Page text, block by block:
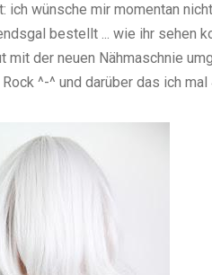
ich wünsche mir momentan
bestellt ... wie ihr sehen
der neuen Nähmaschnie
^-^ und darüber das ich